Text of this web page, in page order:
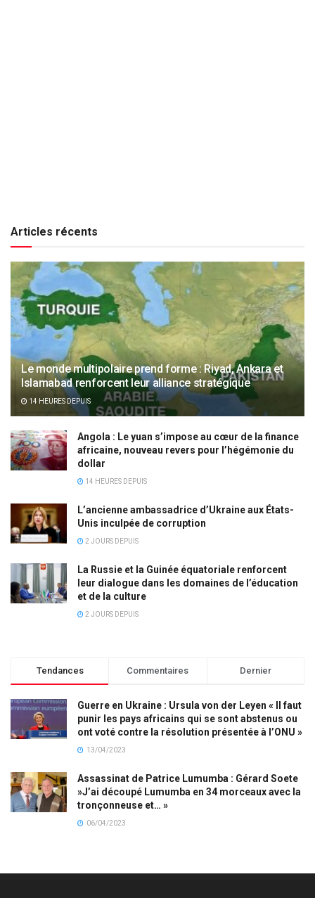
Articles récents
Le monde multipolaire prend forme : Riyad, Ankara et
Islamabad renforcent leur alliance stratégique
14 HEURES DEPUIS
Angola : Le yuan s’impose au cœur de la finance
africaine, nouveau revers pour l’hégémonie du
dollar
14 HEURES DEPUIS
L’ancienne ambassadrice d’Ukraine aux États-
Unis inculpée de corruption
2 JOURS DEPUIS
La Russie et la Guinée équatoriale renforcent
leur dialogue dans les domaines de l’éducation
et de la culture
2 JOURS DEPUIS
Tendances Commentaires Dernier
Guerre en Ukraine : Ursula von der Leyen « Il faut
punir les pays africains qui se sont abstenus ou
ont voté contre la résolution présentée à l’ONU »
13/04/2023
Assassinat de Patrice Lumumba : Gérard Soete
»J’ai découpé Lumumba en 34 morceaux avec la
tronçonneuse et… »
06/04/2023